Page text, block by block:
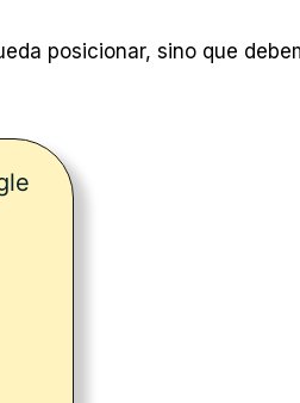
posicionar, sino que